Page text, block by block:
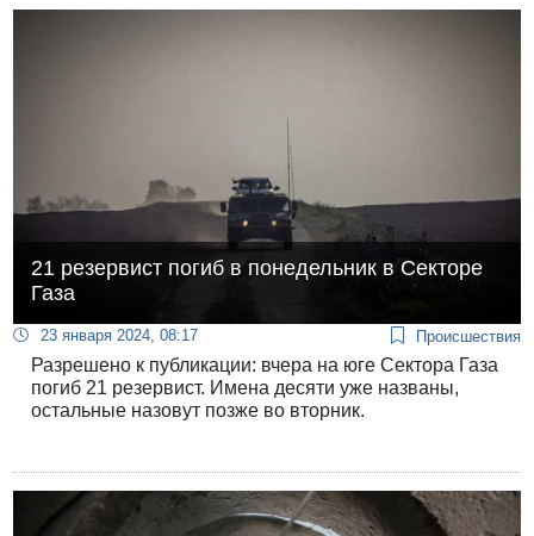
21 резервист погиб в понедельник в Секторе
Газа
23 января 2024, 08:17 Происшествия
Разрешено к публикации: вчера на юге Сектора Газа
погиб 21 резервист. Имена десяти уже названы,
остальные назовут позже во вторник.